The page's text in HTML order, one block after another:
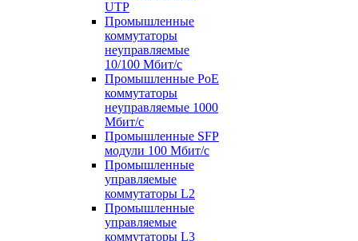
UTP
Промышленные
коммутаторы
неуправляемые
10/100 Мбит/с
Промышленные PoE
коммутаторы
неуправляемые 1000
Мбит/с
Промышленные SFP
модули 100 Мбит/c
Промышленные
управляемые
коммутаторы L2
Промышленные
управляемые
коммутаторы L3